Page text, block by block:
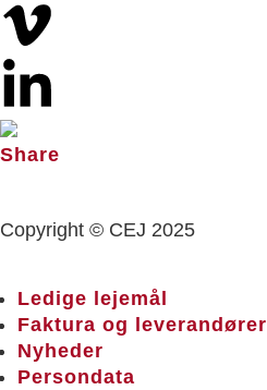
Copyright © CEJ 2025
Ledige lejemål
Faktura og leverandører
Nyheder
Persondata